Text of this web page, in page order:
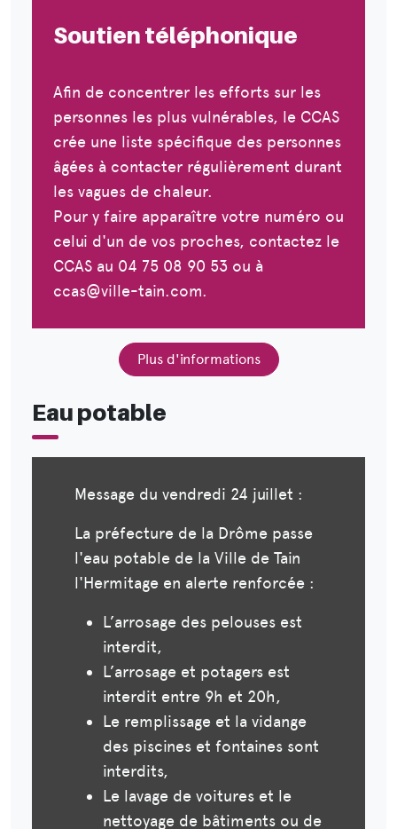
Soutien téléphonique
Afin de concentrer les efforts sur les
personnes les plus vulnérables, le CCAS
crée une liste spécifique des personnes
âgées à contacter régulièrement durant
les vagues de chaleur.
Pour y faire apparaître votre numéro ou
celui d'un de vos proches, contactez le
CCAS au 04 75 08 90 53 ou à
ccas@ville-tain.com.
Plus d'informations
Eau potable
Message du vendredi 24 juillet :
La préfecture de la Drôme passe
l'eau potable de la Ville de Tain
l'Hermitage en alerte renforcée :
L’arrosage des pelouses est
interdit,
L’arrosage et potagers est
interdit entre 9h et 20h,
Le remplissage et la vidange
des piscines et fontaines sont
interdits,
Le lavage de voitures et le
nettoyage de bâtiments ou de